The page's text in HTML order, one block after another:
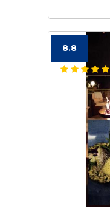
8.8